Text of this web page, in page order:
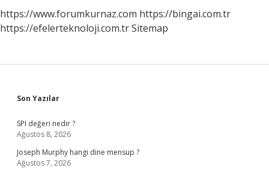
https://www.forumkurnaz.com https://bingai.com.tr
https://efelerteknoloji.com.trSitemap
Sidebar
Son Yazılar
SPI değeri nedir ?
Ağustos 8, 2026
Joseph Murphy hangi dine mensup ?
Ağustos 7, 2026